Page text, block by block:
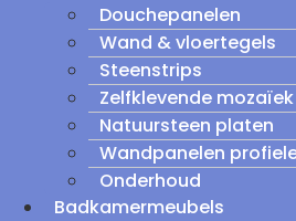
Douchepanelen
Wand & vloertegels
Steenstrips
Zelfklevende
Natuursteen platen
Wandpanelen
Onderhoud
Badkamermeubels